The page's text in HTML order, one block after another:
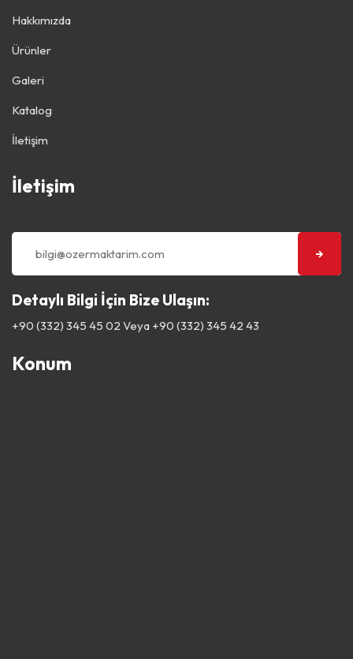
Hakkımızda
Ürünler
Galeri
Katalog
İletişim
İletişim
Detaylı Bilgi İçin Bize Ulaşın:
+90 (332) 345 45 02 Veya +90 (332) 345 42 43
Konum